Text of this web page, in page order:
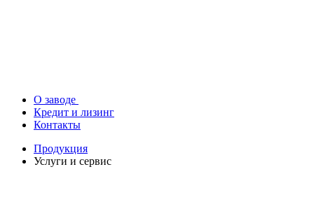
О заводе
Кредит и лизинг
Контакты
Продукция
Услуги и сервис